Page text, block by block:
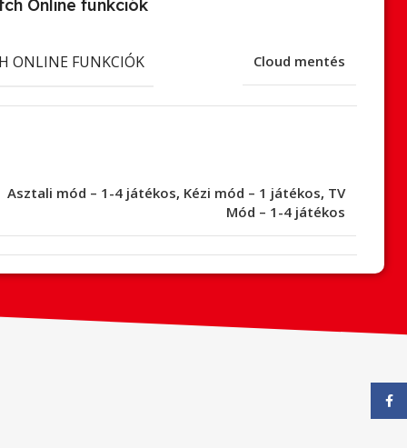
Online funkciók
ONLINE FUNKCIÓK Cloud mentés
Asztali mód – 1-4 játékos, Kézi mód – 1 játékos, TV
Mód – 1-4 játékos